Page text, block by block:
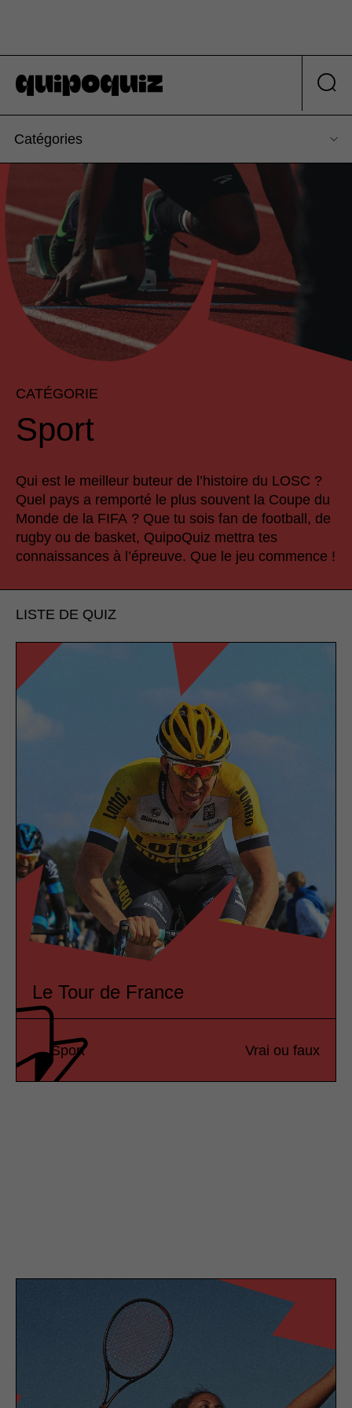
Catégories
CATÉGORIE
Sport
Qui est le meilleur buteur de l’histoire du LOSC ?
Quel pays a remporté le plus souvent la Coupe du
Monde de la FIFA ? Que tu sois fan de football, de
rugby ou de basket, QuipoQuiz mettra tes
connaissances à l’épreuve. Que le jeu commence !
LISTE DE QUIZ
Le Tour de France
Sport Vrai ou faux